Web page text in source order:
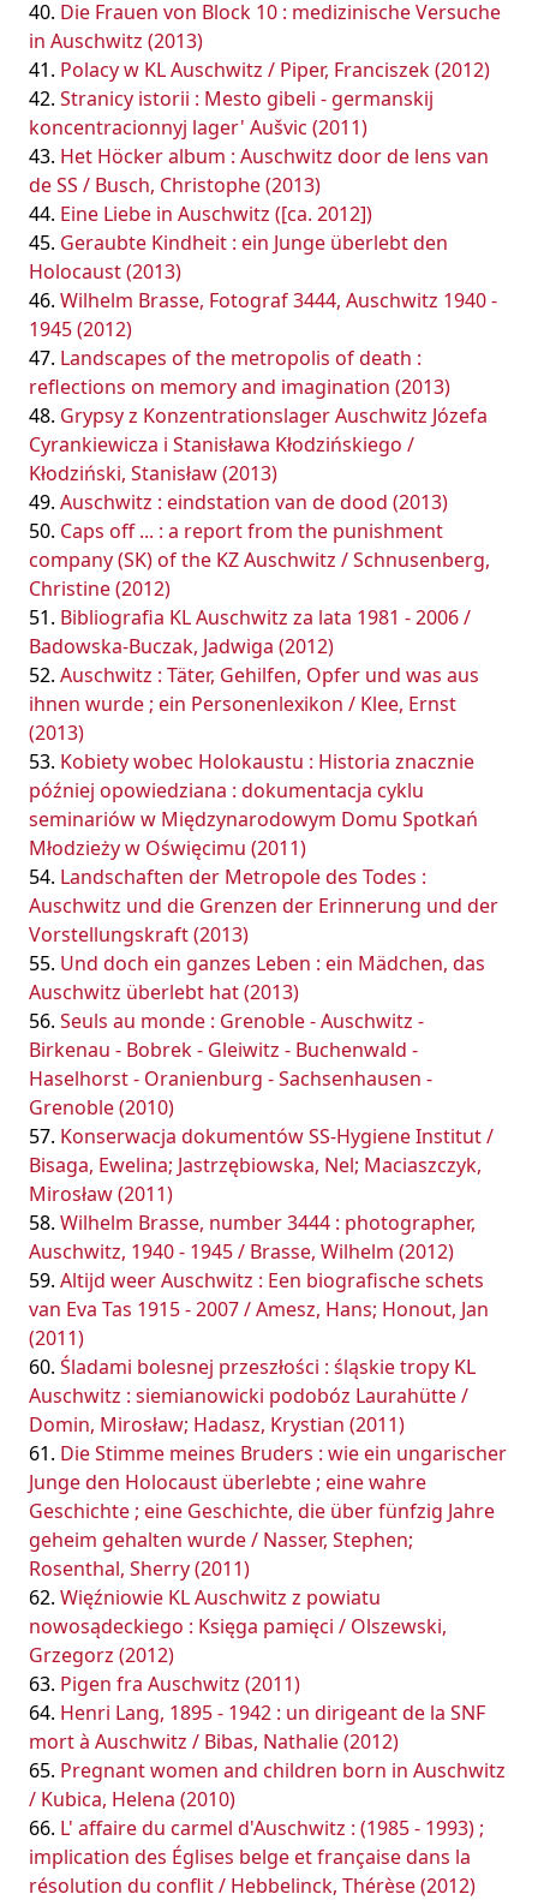
Die Frauen von Block 10 : medizinische Versuche
in Auschwitz (2013)
Polacy w KL Auschwitz / Piper, Franciszek (2012)
Stranicy istorii : Mesto gibeli - germanskij
koncentracionnyj lager' Aušvic (2011)
Het Höcker album : Auschwitz door de lens van
de SS / Busch, Christophe (2013)
Eine Liebe in Auschwitz ([ca. 2012])
Geraubte Kindheit : ein Junge überlebt den
Holocaust (2013)
Wilhelm Brasse, Fotograf 3444, Auschwitz 1940 -
1945 (2012)
Landscapes of the metropolis of death :
reflections on memory and imagination (2013)
Grypsy z Konzentrationslager Auschwitz Józefa
Cyrankiewicza i Stanisława Kłodzińskiego /
Kłodziński, Stanisław (2013)
Auschwitz : eindstation van de dood (2013)
Caps off ... : a report from the punishment
company (SK) of the KZ Auschwitz / Schnusenberg,
Christine (2012)
Bibliografia KL Auschwitz za lata 1981 - 2006 /
Badowska-Buczak, Jadwiga (2012)
Auschwitz : Täter, Gehilfen, Opfer und was aus
ihnen wurde ; ein Personenlexikon / Klee, Ernst
(2013)
Kobiety wobec Holokaustu : Historia znacznie
później opowiedziana : dokumentacja cyklu
seminariów w Międzynarodowym Domu Spotkań
Młodzieży w Oświęcimu (2011)
Landschaften der Metropole des Todes :
Auschwitz und die Grenzen der Erinnerung und der
Vorstellungskraft (2013)
Und doch ein ganzes Leben : ein Mädchen, das
Auschwitz überlebt hat (2013)
Seuls au monde : Grenoble - Auschwitz -
Birkenau - Bobrek - Gleiwitz - Buchenwald -
Haselhorst - Oranienburg - Sachsenhausen -
Grenoble (2010)
Konserwacja dokumentów SS-Hygiene Institut /
Bisaga, Ewelina; Jastrzębiowska, Nel; Maciaszczyk,
Mirosław (2011)
Wilhelm Brasse, number 3444 : photographer,
Auschwitz, 1940 - 1945 / Brasse, Wilhelm (2012)
Altijd weer Auschwitz : Een biografische schets
van Eva Tas 1915 - 2007 / Amesz, Hans; Honout, Jan
(2011)
Śladami bolesnej przeszłości : śląskie tropy KL
Auschwitz : siemianowicki podobóz Laurahütte /
Domin, Mirosław; Hadasz, Krystian (2011)
Die Stimme meines Bruders : wie ein ungarischer
Junge den Holocaust überlebte ; eine wahre
Geschichte ; eine Geschichte, die über fünfzig Jahre
geheim gehalten wurde / Nasser, Stephen;
Rosenthal, Sherry (2011)
Więźniowie KL Auschwitz z powiatu
nowosądeckiego : Księga pamięci / Olszewski,
Grzegorz (2012)
Pigen fra Auschwitz (2011)
Henri Lang, 1895 - 1942 : un dirigeant de la SNF
mort à Auschwitz / Bibas, Nathalie (2012)
Pregnant women and children born in Auschwitz
/ Kubica, Helena (2010)
L' affaire du carmel d'Auschwitz : (1985 - 1993) ;
implication des Églises belge et française dans la
résolution du conflit / Hebbelinck, Thérèse (2012)